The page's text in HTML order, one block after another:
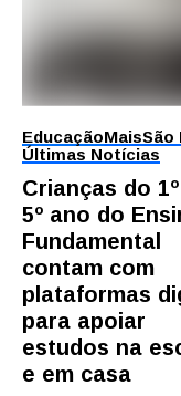
EducaçãoMaisSão
Últimas Notícias
Crianças do
5º ano do
Fundamental
contam com
plataformas
para apoiar
estudos na
e em casa